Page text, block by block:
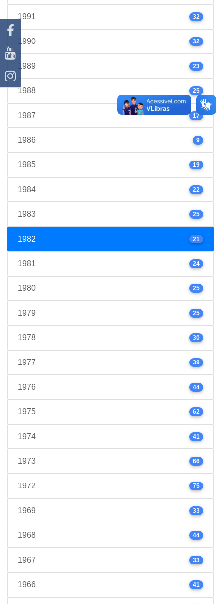
1991 32
1990 32
1989 23
1988 25
1987 17
1986 9
1985 19
1984 22
1983 25
1982 21
1981 24
1980 25
1979 25
1978 30
1977 39
1976 44
1975 62
1974 41
1973 66
1972 75
1969 33
1968 44
1967 33
1966 41